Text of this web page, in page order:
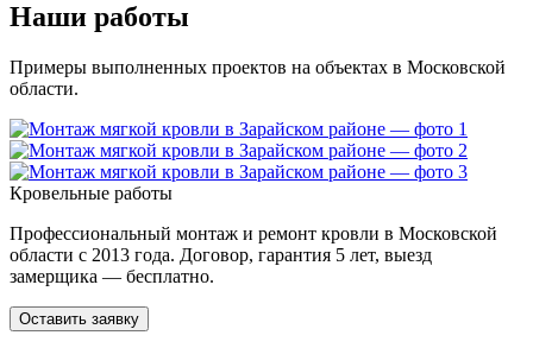
Наши работы
Примеры выполненных проектов на объектах в Московской
области.
Кровельные работы
Профессиональный монтаж и ремонт кровли в Московской
области с 2013 года. Договор, гарантия 5 лет, выезд
замерщика — бесплатно.
Оставить заявку